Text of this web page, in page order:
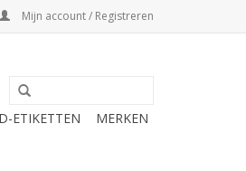
Mijn account / Registreren
ETIKETTEN MERKEN